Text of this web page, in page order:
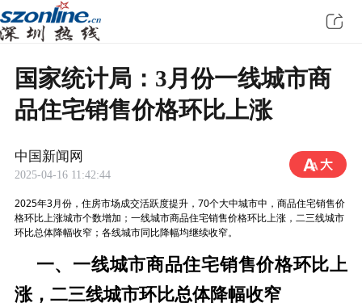
国家统计局：3月份一线城市商
品住宅销售价格环比上涨
中国新闻网
2025-04-16 11:42:44
2025年3月份，住房市场成交活跃度提升，70个大中城市中，商品住宅销售价
格环比上涨城市个数增加；一线城市商品住宅销售价格环比上涨，二三线城市
环比总体降幅收窄；各线城市同比降幅均继续收窄。
一、一线城市商品住宅销售价格环比上
涨，二三线城市环比总体降幅收窄